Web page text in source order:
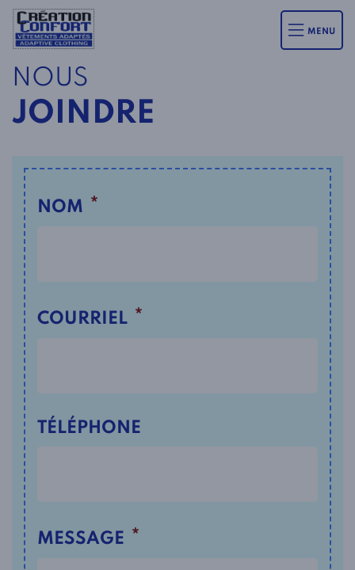
MENU
NOUS
JOINDRE
NOM *
COURRIEL *
TÉLÉPHONE
MESSAGE *